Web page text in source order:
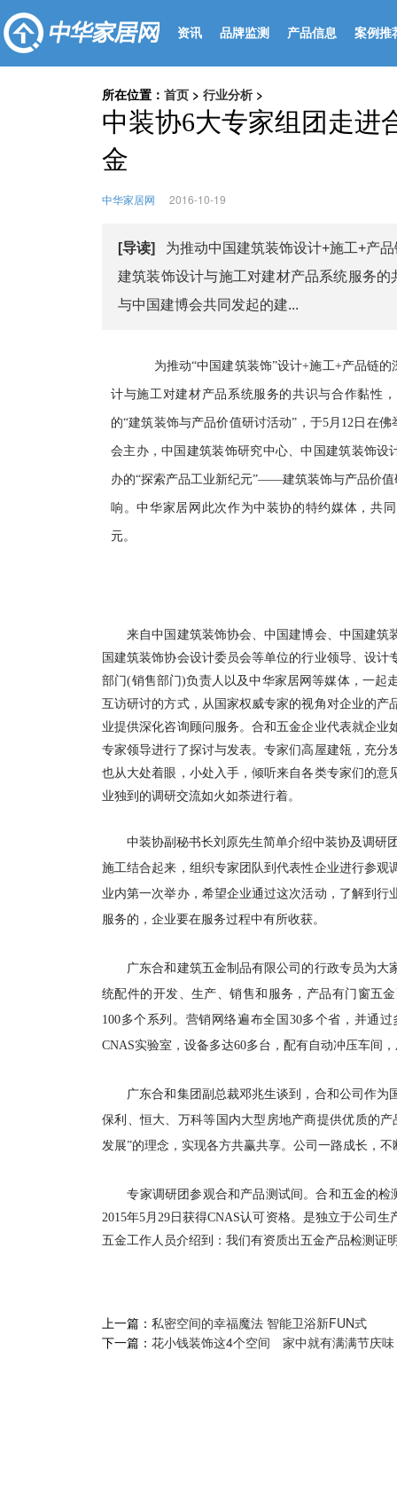
资讯 品牌监测 产品信息 案例推
所在位置： 首页 > 行业分析 >
中装协6大专家组团走进
金
中华家居网 2016-10-19
[导读]
为推动中国建筑装饰设计+施工+产
建筑装饰设计与施工对建材产品系统服务
与中国建博会共同发起的建...
为推动“中国建筑装饰”设计+施工+产品链的
计与施工对建材产品系统服务的共识与合作黏性
的“建筑装饰与产品价值研讨活动”，于5月12日在
会主办，中国建筑装饰研究中心、中国建筑装饰
办的“探索产品工业新纪元”——建筑装饰与产品价值
响。中华家居网此次作为中装协的特约媒体，共
元。
来自中国建筑装饰协会、中国建博会、中国建筑
国建筑装饰协会设计委员会等单位的行业领导、设
部门(销售部门)负责人以及中华家居网等媒体，一起
互访研讨的方式，从国家权威专家的视角对企业的
业提供深化咨询顾问服务。合和五金企业代表就企业
专家领导进行了探讨与发表。专家们高屋建瓴，充分
也从大处着眼，小处入手，倾听来自各类专家们的
业独到的调研交流如火如荼进行着。
中装协副秘书长刘原先生简单介绍中装协及调研
施工结合起来，组织专家团队到代表性企业进行参
业内第一次举办，希望企业通过这次活动，了解到
服务的，企业要在服务过程中有所收获。
广东合和建筑五金制品有限公司的行政专员为大
统配件的开发、生产、销售和服务，产品有门窗五
100多个系列。营销网络遍布全国30多个省，并通
CNAS实验室，设备多达60多台，配有自动冲压车间
广东合和集团 副总裁邓兆生谈到，合和公司作为
保利、恒大、万科等国内大型房地产商提供优质的
发展”的理念，实现各方共赢共享。公司一路成长，
专家调研团参观合和产品测试间。合和五金的检
2015年5月29日获得CNAS认可资格。是独立于公司
五金工作人员介绍到：我们有资质出五金产品检测证
上一篇： 私密空间的幸福魔法 智能卫浴新FUN式
下一篇： 花小钱装饰这4个空间 家中就有满满节庆味